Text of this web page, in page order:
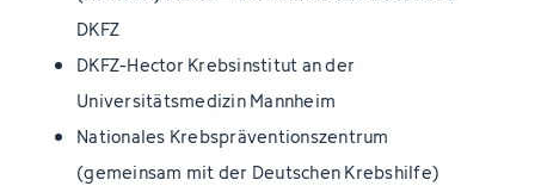
DKFZ
DKFZ-Hector Krebsinstitut an der
Universitätsmedizin Mannheim
Nationales Krebspräventionszentrum
(gemeinsam mit der Deutschen Krebshilfe)